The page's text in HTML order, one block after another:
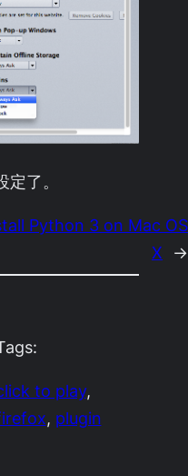
了。
Python 3 on Mac OS
X
→
to play
, plugin